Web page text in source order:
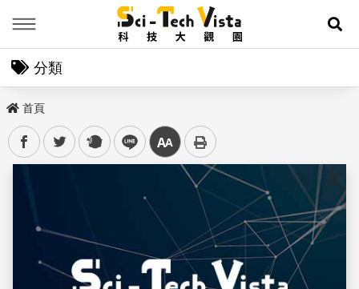
展
分類
首頁
facebooktwitter plurk line 中
儲存